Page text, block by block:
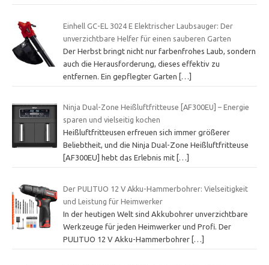
Einhell GC-EL 3024 E Elektrischer Laubsauger: Der
unverzichtbare Helfer für einen sauberen Garten
Der Herbst bringt nicht nur farbenfrohes Laub, sondern
auch die Herausforderung, dieses effektiv zu
entfernen. Ein gepflegter Garten […]
Ninja Dual-Zone Heißluftfritteuse [AF300EU] – Energie
sparen und vielseitig kochen
Heißluftfritteusen erfreuen sich immer größerer
Beliebtheit, und die Ninja Dual-Zone Heißluftfritteuse
[AF300EU] hebt das Erlebnis mit […]
Der PULITUO 12 V Akku-Hammerbohrer: Vielseitigkeit
und Leistung für Heimwerker
In der heutigen Welt sind Akkubohrer unverzichtbare
Werkzeuge für jeden Heimwerker und Profi. Der
PULITUO 12 V Akku-Hammerbohrer […]